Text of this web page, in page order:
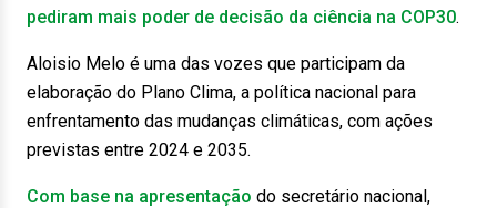
pediram mais poder de decisão da ciência na COP30.
Aloisio Melo é uma das vozes que participam da
elaboração do Plano Clima, a política nacional para
enfrentamento das mudanças climáticas, com ações
previstas entre 2024 e 2035.
Com base na apresentação do secretário nacional,